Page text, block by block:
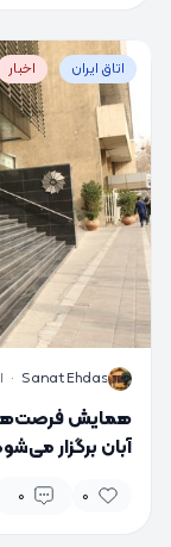
اتاق ایران اخبار
S
Sanat Ehdas
·
همایش
آبان برگزار
0
0